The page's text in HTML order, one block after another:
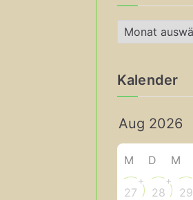
r
h
v
Kalender
M D M
27
+
28
+
29